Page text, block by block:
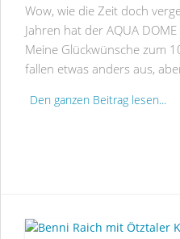
Wow, wie die Zeit doch
Jahren hat der AQUA
Meine Glückwünsche zum
fallen etwas anders aus,
Den ganzen Beitrag lesen...